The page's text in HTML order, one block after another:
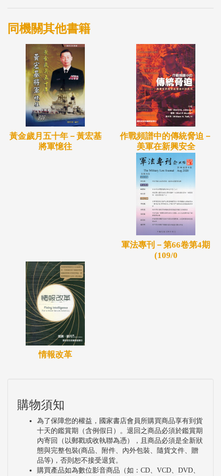
同機關其他書籍
黃金歲月五十年－黃宏基
將軍憶往
作戰頻譜中的傳統脅迫－
美軍在新興安全
軍法專刊－第66卷第4期
(109/0
情報改革
購物須知
為了保障您的權益，國家書店會員所購買商品享有到貨
十天的鑑賞期（含例假日）。退回之商品必須於鑑賞期
內寄回（以郵戳或收執聯為憑），且商品必須是全新狀
態與完整包裝(商品、附件、內外包裝、隨貨文件、贈
品等)，否則恕不接受退貨。
購買產品如為數位影音商品（如：CD、VCD、DVD、